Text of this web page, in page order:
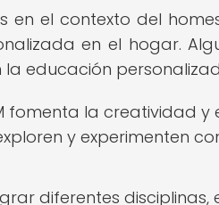
en el contexto del
en el hogar.
la educación
fomenta la creatividad y
y experimenten
diferentes disciplinas,